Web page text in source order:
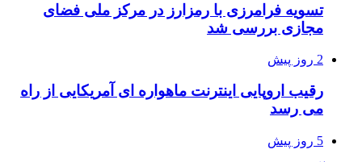
تسویه فرامرزی با رمزارز در مرکز ملی فضای
مجازی بررسی شد
2 روز پیش
رقیب اروپایی اینترنت ماهواره ای آمریکایی از راه
می رسد
5 روز پیش